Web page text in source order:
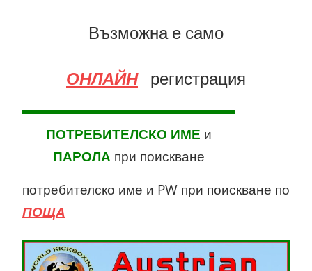
Възможна е само
ОНЛАЙН регистрация
ПОТРЕБИТЕЛСКО ИМЕ и
ПАРОЛА при поискване
потребителско име и PW при поискване по
ПОЩА